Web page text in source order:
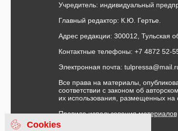
Учредитель: индивидуальный
Главный редактор: К.Ю. Гертье.
Адрес редакции: 300012, Тульская
Контактные телефоны: +7 4872 52-
Электронная почта:
Все права на материалы,
соответствии с законом об
их использования, размещенных на
Правила использования материалов
Договор публичной оферты
Cookies